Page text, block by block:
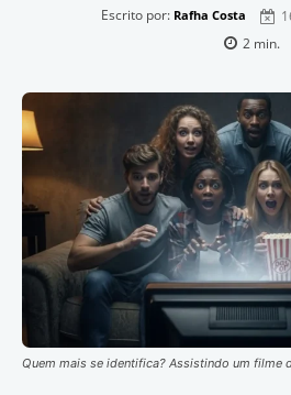
Escrito por: Rafha Costa
2min.
Quem mais se identifica? Assistindo um filme